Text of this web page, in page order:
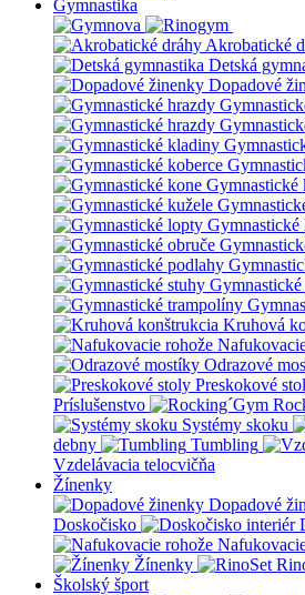
Gymnastika
Akrobatické
Detská
Dopadové
Gymnastické
Gymnastické
Kruhová
Odrazové
Preskokové
Príslušenstvo
Systémy skoku
debny
Tumbling
Vzdelávacia telocvičňa
Žínenky
Dopadové
Doskočisko
Žínenky
Školský šport